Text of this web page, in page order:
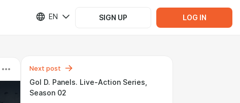
EN SIGN UP LOG IN
Next post
Gol D. Panels. Live-Action Series,
Season 02